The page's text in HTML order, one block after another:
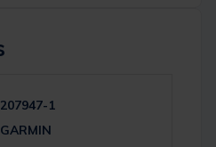
207947-1
GARMIN